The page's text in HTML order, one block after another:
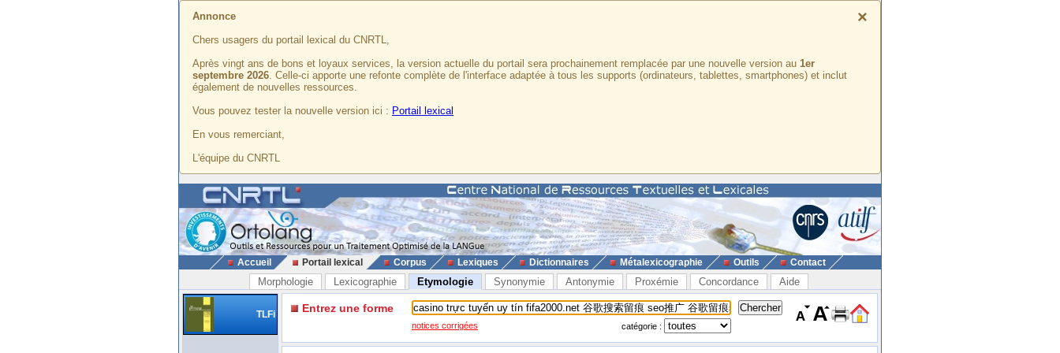
×
Annonce
Chers usagers du portail lexical du CNRTL,
Après vingt ans de bons et loyaux services, la version actuelle du portail sera prochainement remplacée par une nouvelle version au 1er
septembre 2026. Celle-ci apporte une refonte complète de l'interface adaptée à tous les supports (ordinateurs, tablettes, smartphones) et inclut
également de nouvelles ressources.
Vous pouvez tester la nouvelle version ici : Portail lexical
En vous remerciant,
L'équipe du CNRTL
Accueil Portail lexical Corpus Lexiques Dictionnaires Métalexicographie Outils Contact
Morphologie Lexicographie Etymologie Synonymie Antonymie Proxémie Concordance Aide
TLFi Entrez une forme
notices corrigées catégorie :